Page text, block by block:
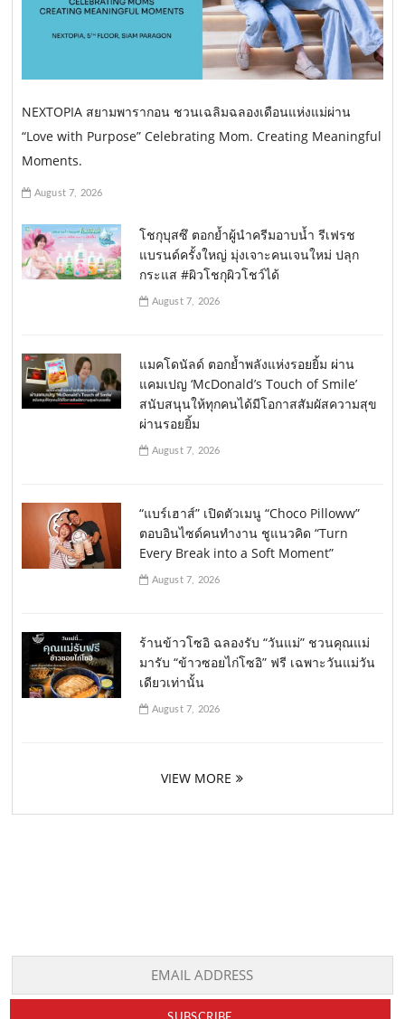
NEXTOPIA สยามพารากอน ชวนเฉลิมฉลองเดือนแห่งแม่ผ่าน
“Love with Purpose” Celebrating Mom. Creating Meaningful
Moments.
August 7, 2026
โชกุบุสซึ ตอกย้ำผู้นำครีมอาบน้ำ รีเฟรช
แบรนด์ครั้งใหญ่ มุ่งเจาะคนเจนใหม่ ปลุก
กระแส #ผิวโชกุผิวโชว์ได้
August 7, 2026
แมคโดนัลด์ ตอกย้ำพลังแห่งรอยยิ้ม ผ่าน
แคมเปญ ‘McDonald’s Touch of Smile’
สนับสนุนให้ทุกคนได้มีโอกาสสัมผัสความสุข
ผ่านรอยยิ้ม
August 7, 2026
“แบร์เฮาส์” เปิดตัวเมนู “Choco Pilloww”
ตอบอินไซด์คนทำงาน ชูแนวคิด “Turn
Every Break into a Soft Moment”
August 7, 2026
ร้านข้าวโซอิ ฉลองรับ “วันแม่” ชวนคุณแม่
มารับ “ข้าวซอยไก่โซอิ” ฟรี เฉพาะวันแม่วัน
เดียวเท่านั้น
August 7, 2026
VIEW MORE